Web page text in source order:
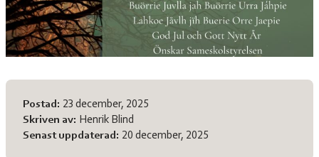
Meta-information
Postad: 23 december, 2025
Skriven av: Henrik Blind
Senast uppdaterad: 20 december, 2025